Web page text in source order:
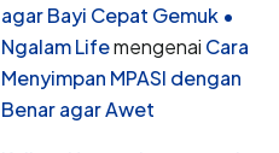
agar Bayi Cepat Gemuk •
Ngalam Lifemengenai Cara
Menyimpan MPASI dengan
Benar agar Awet